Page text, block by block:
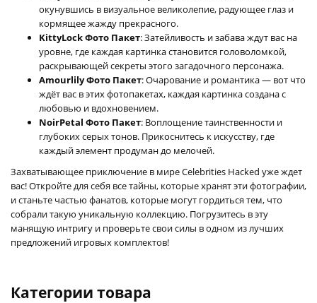
окунувшись в визуальное великолепие, радующее глаз и
кормящее жажду прекрасного.
KittyLock Фото Пакет: Затейливость и забава ждут вас на
уровне, где каждая картинка становится головоломкой,
раскрывающей секреты этого загадочного персонажа.
Amourlily Фото Пакет: Очарование и романтика — вот что
ждёт вас в этих фотопакетах, каждая картинка создана с
любовью и вдохновением.
NoirPetal Фото Пакет: Воплощение таинственности и
глубоких серых тонов. Прикоснитесь к искусству, где
каждый элемент продуман до мелочей.
Захватывающее приключение в мире Celebrities Hacked уже ждет
вас! Откройте для себя все тайны, которые хранят эти фотографии,
и станьте частью фанатов, которые могут гордиться тем, что
собрали такую уникальную коллекцию. Погрузитесь в эту
манящую интригу и проверьте свои силы в одном из лучших
предложений игровых комплектов!
Категории товара